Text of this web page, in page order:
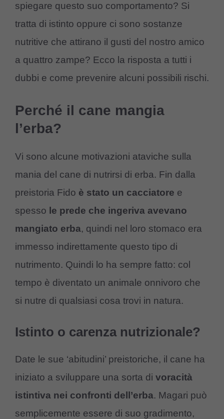
spiegare questo suo comportamento? Si
tratta di istinto oppure ci sono sostanze
nutritive che attirano il gusti del nostro amico
a quattro zampe? Ecco la risposta a tutti i
dubbi e come prevenire alcuni possibili rischi.
Perché il cane mangia
l’erba?
Vi sono alcune motivazioni ataviche sulla
mania del cane di nutrirsi di erba. Fin dalla
preistoria Fido è stato un cacciatore e
spesso le prede che ingeriva avevano
mangiato erba, quindi nel loro stomaco era
immesso indirettamente questo tipo di
nutrimento. Quindi lo ha sempre fatto: col
tempo è diventato un animale onnivoro che
si nutre di qualsiasi cosa trovi in natura.
Istinto o carenza nutrizionale?
Date le sue ‘abitudini’ preistoriche, il cane ha
iniziato a sviluppare una sorta di voracità
istintiva nei confronti dell’erba. Magari può
semplicemente essere di suo gradimento,